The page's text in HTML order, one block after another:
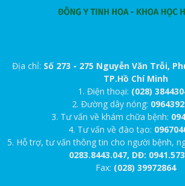
Địa chỉ: Số 273 - 275 Nguyễn Văn Trỗi,
TP.Hồ Chí Minh
1. Điện thoại: (028)
2. Đường dây nóng:
3. Tư vấn về khám chữa bệnh:
4. Tư vấn về đào tạo:
5. Hỗ trợ, tư vấn thông tin cho người bệnh,
0283.8443.047, DĐ:
Fax: (028) 39972864